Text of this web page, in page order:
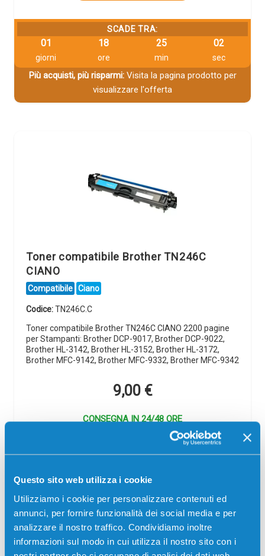
Questo sito web utilizza i cookie
Utilizziamo i cookie per personalizzare contenuti ed
annunci, per fornire funzionalità dei social media e per
analizzare il nostro traffico. Condividiamo inoltre
informazioni sul modo in cui utilizza il nostro sito con i
SCADE TRA:
01
giorni
18
ore
25
min
01
sec
Più acquisti, più risparmi:Visita la pagina prodotto per
visualizzare l'offerta
Toner compatibile Brother TN246C
CIANO
Compatibile Ciano
Codice:TN246C.C
Toner compatibile Brother TN246C CIANO 2200 pagine
per Stampanti: Brother DCP-9017, Brother DCP-9022,
Brother HL-3142, Brother HL-3152, Brother HL-3172,
Brother MFC-9142, Brother MFC-9332, Brother MFC-9342
9,00 €
CONSEGNA IN 24/48 ORE
01
giorni
18
ore
25
min
01
sec
Più acquisti, più risparmi:Visita la pagina prodotto per
visualizzare l'offerta